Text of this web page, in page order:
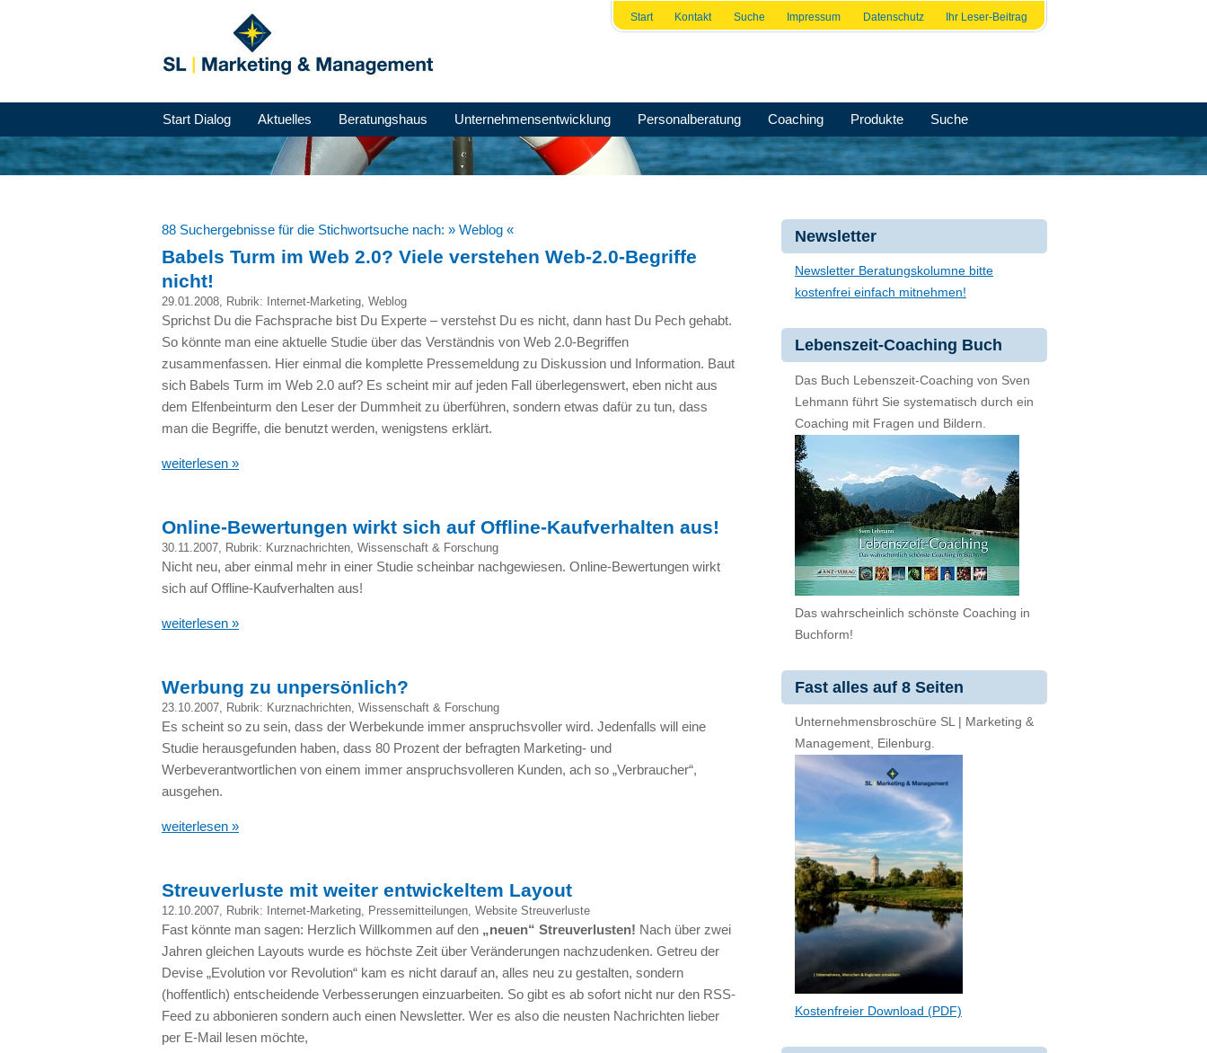
Start Kontakt Suche Impressum Datenschutz Ihr Leser-Beitrag
Start Dialog Aktuelles Beratungshaus Unternehmensentwicklung Personalberatung Coaching Produkte Suche
88 Suchergebnisse für die Stichwortsuche nach: » Weblog «
Babels Turm im Web 2.0? Viele verstehen Web-2.0-Begriffe
nicht!
29.01.2008, Rubrik: Internet-Marketing, Weblog
Sprichst Du die Fachsprache bist Du Experte – verstehst Du es nicht, dann hast Du Pech gehabt.
So könnte man eine aktuelle Studie über das Verständnis von Web 2.0-Begriffen
zusammenfassen. Hier einmal die komplette Pressemeldung zu Diskussion und Information. Baut
sich Babels Turm im Web 2.0 auf? Es scheint mir auf jeden Fall überlegenswert, eben nicht aus
dem Elfenbeinturm den Leser der Dummheit zu überführen, sondern etwas dafür zu tun, dass
man die Begriffe, die benutzt werden, wenigstens erklärt.
weiterlesen »
Online-Bewertungen wirkt sich auf Offline-Kaufverhalten aus!
30.11.2007, Rubrik: Kurznachrichten, Wissenschaft & Forschung
Nicht neu, aber einmal mehr in einer Studie scheinbar nachgewiesen. Online-Bewertungen wirkt
sich auf Offline-Kaufverhalten aus!
weiterlesen »
Werbung zu unpersönlich?
23.10.2007 , Rubrik: Kurznachrichten Wissenschaft & Forschung
Es scheint so zu sein, dass der Werbekunde immer anspruchsvoller wird. Jedenfalls will eine
Studie herausgefunden haben, dass 80 Prozent der befragten Marketing- und
Werbeverantwortlichen von einem immer anspruchsvolleren Kunden, ach so „Verbraucher“,
ausgehen.
weiterlesen »
Streuverluste mit weiter entwickeltem Layout
12.10.2007 , Rubrik: Internet-Marketing Pressemitteilungen Website Streuverluste
Fast könnte man sagen: Herzlich Willkommen auf den „neuen“ Streuverlusten! Nach über zwei
Jahren gleichen Layouts wurde es höchste Zeit über Veränderungen nachzudenken. Getreu der
Devise „Evolution vor Revolution“ kam es nicht darauf an, alles neu zu gestalten, sondern
(hoffentlich) entscheidende Verbesserungen einzuarbeiten. So gibt es ab sofort nicht nur den RSS-
Feed zu abbonieren sondern auch einen Newsletter. Wer es also die neusten Nachrichten lieber
per E-Mail lesen möchte,
Newsletter
Newsletter Beratungskolumne bitte
kostenfrei einfach mitnehmen!
Lebenszeit-Coaching Buch
Das Buch Lebenszeit-Coaching von Sven
Lehmann führt Sie systematisch durch ein
Coaching mit Fragen und Bildern.
Das wahrscheinlich schönste Coaching in
Buchform!
Fast alles auf 8 Seiten
Unternehmensbroschüre SL | Marketing &
Management, Eilenburg.
Kostenfreier Download (PDF)